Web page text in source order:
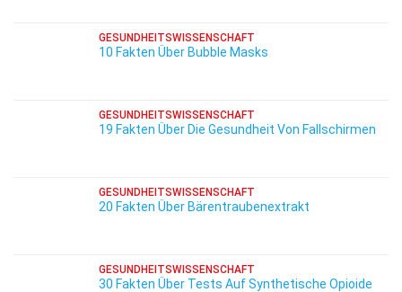
GESUNDHEITSWISSENSCHAFT
10 Fakten Über Bubble Masks
GESUNDHEITSWISSENSCHAFT
19 Fakten Über Die Gesundheit Von Fallschirmen
GESUNDHEITSWISSENSCHAFT
20 Fakten Über Bärentraubenextrakt
GESUNDHEITSWISSENSCHAFT
30 Fakten Über Tests Auf Synthetische Opioide